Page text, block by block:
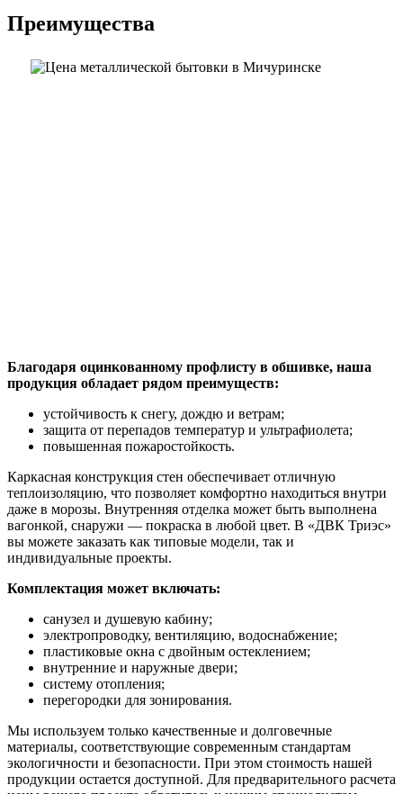
Преимущества
Благодаря оцинкованному профлисту в обшивке, наша
продукция обладает рядом преимуществ:
устойчивость к снегу, дождю и ветрам;
защита от перепадов температур и ультрафиолета;
повышенная пожаростойкость.
Каркасная конструкция стен обеспечивает отличную
теплоизоляцию, что позволяет комфортно находиться внутри
даже в морозы. Внутренняя отделка может быть выполнена
вагонкой, снаружи — покраска в любой цвет. В «ДВК Триэс»
вы можете заказать как типовые модели, так и
индивидуальные проекты.
Комплектация может включать:
санузел и душевую кабину;
электропроводку, вентиляцию, водоснабжение;
пластиковые окна с двойным остеклением;
внутренние и наружные двери;
систему отопления;
перегородки для зонирования.
Мы используем только качественные и долговечные
материалы, соответствующие современным стандартам
экологичности и безопасности. При этом стоимость нашей
продукции остается доступной. Для предварительного расчета